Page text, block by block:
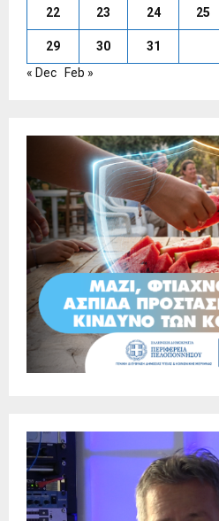
22 23 24 25
29 30
31
« Dec
Feb »